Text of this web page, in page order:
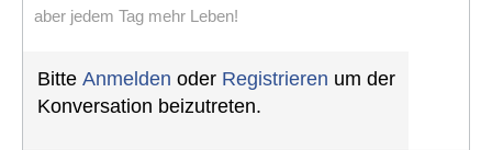
aber jedem Tag mehr Leben!
Bitte Anmelden oder Registrieren um der
Konversation beizutreten.